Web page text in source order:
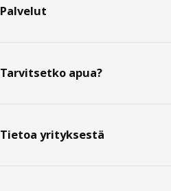
Palvelut
Tarvitsetko apua?
Tietoa yrityksestä